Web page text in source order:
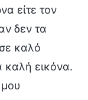
είτε τον
δεν τα
καλό
καλή εικόνα.
μου